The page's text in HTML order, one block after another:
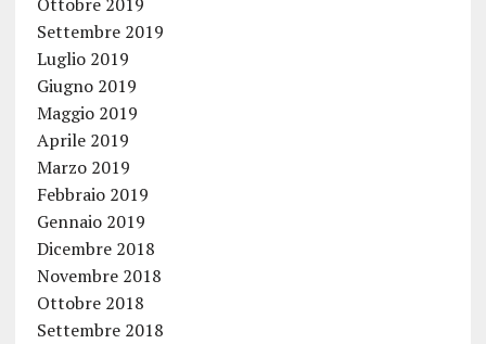
Settembre 2019
Luglio 2019
Giugno 2019
Maggio 2019
Aprile 2019
Marzo 2019
Febbraio 2019
Gennaio 2019
Dicembre 2018
Novembre 2018
Ottobre 2018
Settembre 2018